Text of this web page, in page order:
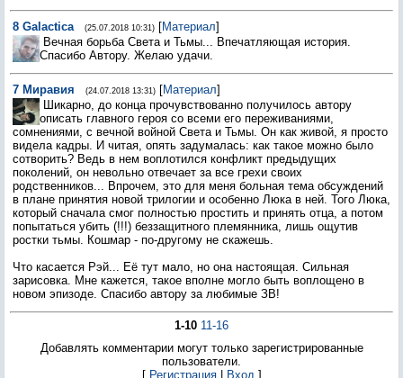
8 Galactica (25.07.2018 10:31) [Материал]
Вечная борьба Света и Тьмы... Впечатляющая история.
Спасибо Автору. Желаю удачи.
7 Миравия (24.07.2018 13:31) [Материал]
Шикарно, до конца прочувствованно получилось автору
описать главного героя со всеми его переживаниями,
сомнениями, с вечной войной Света и Тьмы. Он как живой, я просто
видела кадры. И читая, опять задумалась: как такое можно было
сотворить? Ведь в нем воплотился конфликт предыдущих
поколений, он невольно отвечает за все грехи своих
родственников... Впрочем, это для меня больная тема обсуждений
в плане принятия новой трилогии и особенно Люка в ней. Того Люка,
который сначала смог полностью простить и принять отца, а потом
попытаться убить (!!!) беззащитного племянника, лишь ощутив
ростки тьмы. Кошмар - по-другому не скажешь.
Что касается Рэй... Её тут мало, но она настоящая. Сильная
зарисовка. Мне кажется, такое вполне могло быть воплощено в
новом эпизоде. Спасибо автору за любимые ЗВ!
1-10 11-16
Добавлять комментарии могут только зарегистрированные
пользователи.
[ Регистрация| Вход ]